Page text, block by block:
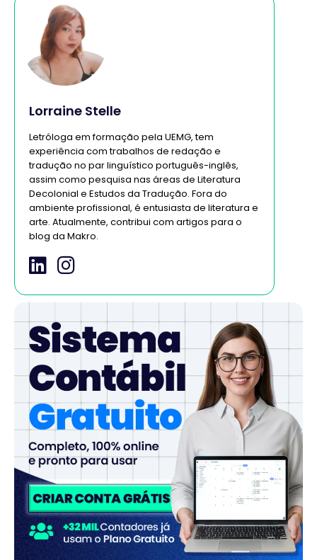
Lorraine Stelle
Letróloga em formação pela UEMG, tem
experiência com trabalhos de redação e
tradução no par linguístico português-inglês,
assim como pesquisa nas áreas de Literatura
Decolonial e Estudos da Tradução. Fora do
ambiente profissional, é entusiasta de literatura e
arte. Atualmente, contribui com artigos para o
blog da Makro.